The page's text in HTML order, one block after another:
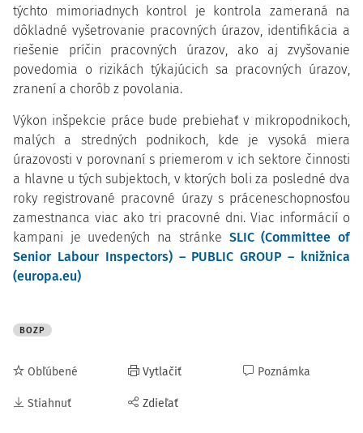
týchto mimoriadnych kontrol je kontrola zameraná na
dôkladné vyšetrovanie pracovných úrazov, identifikácia a
riešenie príčin pracovných úrazov, ako aj zvyšovanie
povedomia o rizikách týkajúcich sa pracovných úrazov,
zranení a chorôb z povolania.
Výkon inšpekcie práce bude prebiehať v mikropodnikoch,
malých a stredných podnikoch, kde je vysoká miera
úrazovosti v porovnaní s priemerom v ich sektore činnosti
a hlavne u tých subjektoch, v ktorých boli za posledné dva
roky registrované pracovné úrazy s práceneschopnosťou
zamestnanca viac ako tri pracovné dni. Viac informácií o
kampani je uvedených na stránke SLIC (Committee of
Senior Labour Inspectors) – PUBLIC GROUP – knižnica
(europa.eu)
BOZP
Obľúbené
Stiahnuť
Vytlačiť
Zdieľať
Poznámka